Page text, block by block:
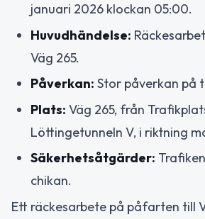
januari 2026 klockan 05:00.
Huvudhändelse:
Väg 265.
Påverkan: Stor påverkan på
Plats: Väg 265, från
Löttingetunneln V, i riktning
Säkerhetsåtgärder:
chikan.
Ett räckesarbete på påfarten till